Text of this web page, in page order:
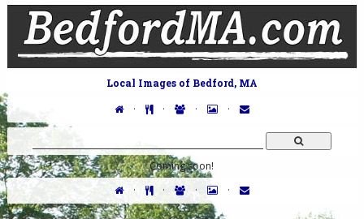
Local Images of Bedford, MA
· · · ·
Coming soon!
·
· · ·